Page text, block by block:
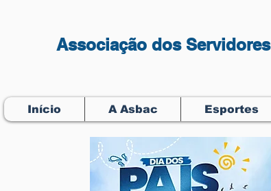
Associação dos
Início A Asbac Esportes